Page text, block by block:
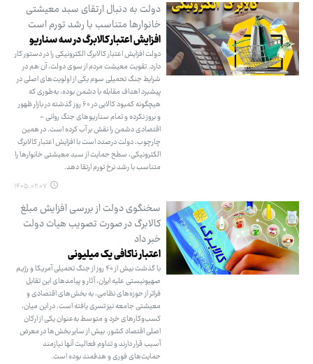
دولت به دنبال ارتقای سبد معیشتی
خانوارها متناسب با رشد تورم است
افزایش اعتبار کالابرگ در سه سناریو
دولت افزایش اعتبار کالابرگ الکترونیکی را در دستور کار
دارد. تقویت معیشت مردم از سوی دولت، آن هم در
شرایط جنگ تحمیلی سوم یکی از اولویت‌های اصلی در
پیشبرد اهداف مقابله با دشمن بوده، به‌طوری که
هیچگونه کمبود کالایی در ۶۰ روز گذشته در بازار ظهور
و بروز نکرده و تمام سناریوهای جنگ روانی -
اقتصادی دشمن را نقش بر آب کرده است. در همین
چارچوب، دولت درصدد است با افزایش اعتبار کالابرگ
الکترونیکی، سطح حمایت از سبد معیشتی خانوارها را
متناسب با رشد نرخ تورم ارتقا دهد.
۱۴۰۵.۰۲.۰۷
سخنگوی دولت از بررسی افزایش مبلغ
کالابرگ در صورت تصویب هیات دولت
خبر داد
اعتبار ناکافی یک میلیونی
با گذشت بیش از ۴۰ روز از جنگ تحمیلی آمریکا و رژیم
صهیونیستی علیه ایران، آثار و پیامدهای این تقابل
فراتر از حوزه‌های نظامی، به بخش‌های اقتصادی و
معیشتی جامعه نیز تسری یافته است. در این میان،
کسب‌وکارهای خرد و متوسط به‌عنوان یکی از ارکان
اصلی اقتصاد کشور، بیش از سایر بخش‌ها در معرض
آسیب قرار دارند و تداوم فعالیت آنها نیازمند
حمایت‌های فوری و هدفمند بوده است.